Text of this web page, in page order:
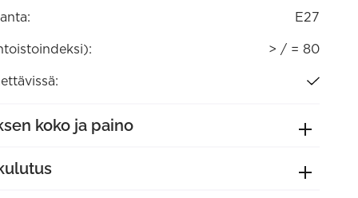
E27
> / = 80
koko ja paino